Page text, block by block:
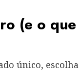
(e o que
único, escolha